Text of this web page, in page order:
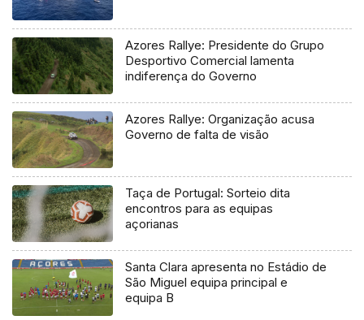
Azores Rallye: Presidente do Grupo
Desportivo Comercial lamenta
indiferença do Governo
Azores Rallye: Organização acusa
Governo de falta de visão
Taça de Portugal: Sorteio dita
encontros para as equipas
açorianas
Santa Clara apresenta no Estádio de
São Miguel equipa principal e
equipa B